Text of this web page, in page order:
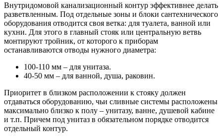
Внутридомовой канализационный контур эффективнее делать
разветвленным. Под отдельные зоны и блоки сантехнического
оборудования отводится своя ветка: для туалета, ванной или
кухни. Для этого в главный стояк или центральную ветвь
монтируют тройник, от которого к приборам
останавливаются отводы нужного диаметра:
100-110 мм – для унитаза.
40-50 мм – для ванной, душа, раковин.
Приоритет в близком расположении к стояку должен
отдаваться оборудованию, чьи сливные системы расположены
максимально близко к полу – унитазу, ванне, душевой кабине
и т.п. Причем под унитаз в обязательном порядке отводится
отдельный контур.